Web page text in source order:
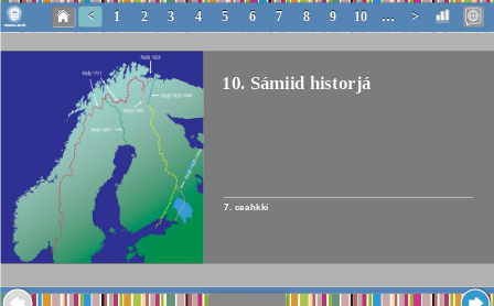
<< < 1 2 3 4 5 6 7 8 9 10 … > >>
10. Sámiid historjá
7. ceahkki